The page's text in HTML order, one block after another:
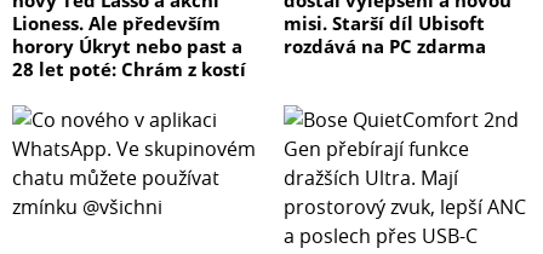
Lioness. Ale především
horory Úkryt nebo past a
28 let poté: Chrám z kostí
misi. Starší díl Ubisoft
rozdává na PC zdarma